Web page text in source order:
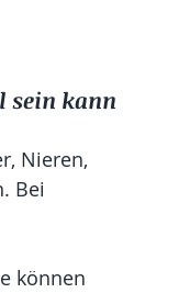
sein kann
Nieren,
Bei
können